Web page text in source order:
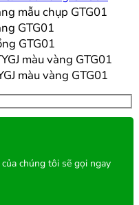
của chúng tôi sẽ gọi ngay